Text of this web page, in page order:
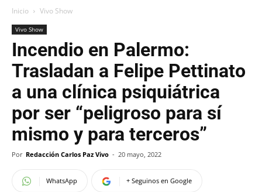
Inicio Vivo Show
Vivo Show
Incendio en Palermo:
Trasladan a Felipe Pettinato
a una clínica psiquiátrica
por ser “peligroso para sí
mismo y para terceros”
Por Redacción Carlos Paz Vivo - 20 mayo, 2022
WhatsApp + Seguinos en Google